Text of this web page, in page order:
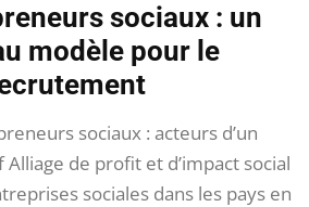
sociaux : un
modèle pour le
sociaux : acteurs d’un
de profit et d’impact social
sociales dans les pays en